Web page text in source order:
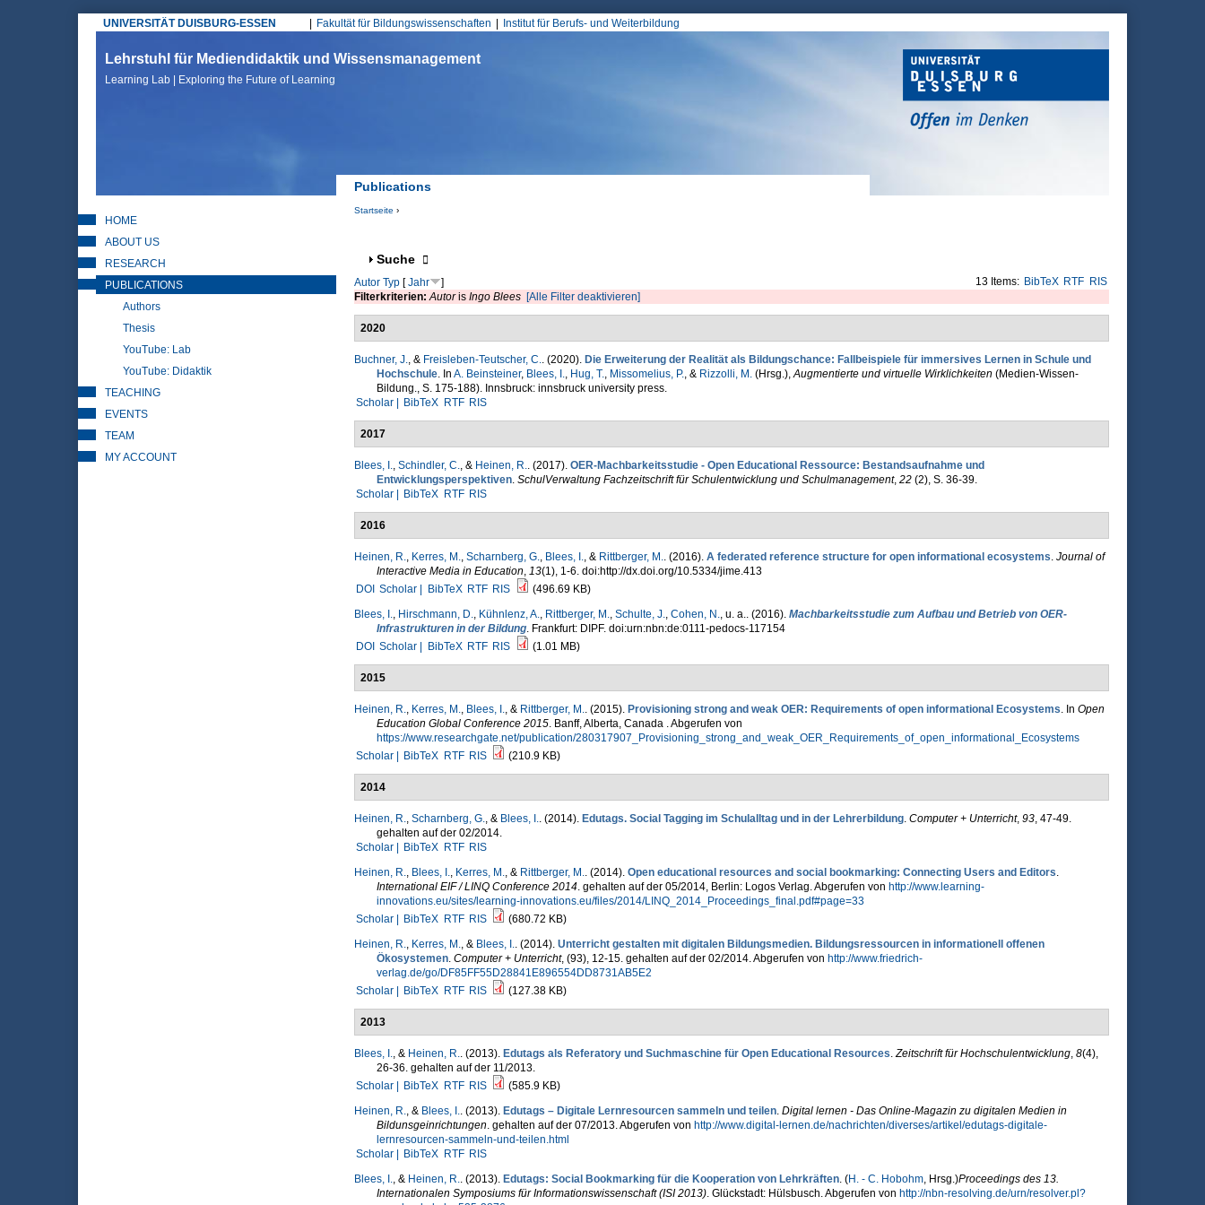
UNIVERSITÄT DUISBURG-ESSEN
Hauptmenü
Fakultät für Bildungswissenschaften Institut für Berufs- und Weiterbildung
Lehrstuhl für Mediendidaktik und Wissensmanagement
Learning Lab | Exploring the Future of Learning
Publications
Startseite ›
Anzeigen
Suche
13 Items: BibTeX RTF RIS
Autor Typ[Jahr
]
Filterkriterien:Autoris Ingo Blees [Alle Filter deaktivieren]
2020
Buchner, J., & Freisleben-Teutscher, C.. (2020). Die Erweiterung der Realität als Bildungschance: Fallbeispiele für immersives Lernen in Schule und
Hochschule. In A. Beinsteiner, Blees, I., Hug, T., Missomelius, P., & Rizzolli, M.(Hrsg.),Augmentierte und virtuelle Wirklichkeiten (Medien-Wissen-
Bildung., S. 175-188). Innsbruck: innsbruck university press.
Scholar |
BibTeX RTF RIS
2017
Blees, I., Schindler, C., & Heinen, R.. (2017). OER-Machbarkeitsstudie - Open Educational Ressource: Bestandsaufnahme und
Entwicklungsperspektiven. SchulVerwaltung Fachzeitschrift für Schulentwicklung und Schulmanagement, 22 (2), S. 36-39.
Scholar |
BibTeX RTF RIS
2016
Heinen, R., Kerres, M., Scharnberg, G., Blees, I., & Rittberger, M.. (2016). A federated reference structure for open informational ecosystems. Journal of
Interactive Media in Education, 13(1), 1-6. doi:http://dx.doi.org/10.5334/jime.413
DOI Scholar | BibTeX RTF RIS
(496.69 KB)
Blees, I., Hirschmann, D., Kühnlenz, A., Rittberger, M., Schulte, J., Cohen, N., u. a.. (2016). Machbarkeitsstudie zum Aufbau und Betrieb von OER-
Infrastrukturen in der Bildung. Frankfurt: DIPF. doi:urn:nbn:de:0111-pedocs-117154
DOI Scholar | BibTeX RTF RIS (1.01 MB)
2015
Heinen, R., Kerres, M., Blees, I., & Rittberger, M.. (2015). Provisioning strong and weak OER: Requirements of open informational Ecosystems. In Open
Education Global Conference 2015. Banff, Alberta, Canada . Abgerufen von
https://www.researchgate.net/publication/280317907_Provisioning_strong_and_weak_OER_Requirements_of_open_informational_Ecosystems
Scholar |
BibTeX RTF RIS (210.9 KB)
2014
Heinen, R., Scharnberg, G., & Blees, I.. (2014). Edutags. Social Tagging im Schulalltag und in der Lehrerbildung. Computer + Unterricht, 93, 47-49.
gehalten auf der 02/2014.
Scholar |
BibTeX RTF RIS
Heinen, R., Blees, I., Kerres, M., & Rittberger, M.. (2014). Open educational resources and social bookmarking: Connecting Users and Editors.
International EIF / LINQ Conference 2014. gehalten auf der 05/2014, Berlin: Logos Verlag. Abgerufen von http://www.learning-
innovations.eu/sites/learning-innovations.eu/files/2014/LINQ_2014_Proceedings_final.pdf#page=33
Scholar |
BibTeX RTF RIS
(680.72 KB)
Heinen, R., Kerres, M., & Blees, I.. (2014). Unterricht gestalten mit digitalen Bildungsmedien. Bildungsressourcen in informationell offenen
Ökosystemen. Computer + Unterricht, (93), 12-15. gehalten auf der 02/2014. Abgerufen von http://www.friedrich-
verlag.de/go/DF85FF55D28841E896554DD8731AB5E2
Scholar |
BibTeX RTF RIS (127.38 KB)
2013
Blees, I., & Heinen, R.. (2013). Edutags als Referatory und Suchmaschine für Open Educational Resources.Zeitschrift für Hochschulentwicklung, 8(4),
26-36. gehalten auf der 11/2013.
Scholar |
BibTeX RTF RIS
(585.9 KB)
Heinen, R., & Blees, I.. (2013). Edutags – Digitale Lernresourcen sammeln und teilen. Digital lernen - Das Online-Magazin zu digitalen Medien in
Bildunsgeinrichtungen. gehalten auf der 07/2013. Abgerufen von http://www.digital-lernen.de/nachrichten/diverses/artikel/edutags-digitale-
lernresourcen-sammeln-und-teilen.html
Scholar |
BibTeX RTF RIS
Blees, I., & Heinen, R.. (2013). Edutags: Social Bookmarking für die Kooperation von Lehrkräften. (H. - C. Hobohm, Hrsg.)Proceedings des 13.
Internationalen Symposiums für Informationswissenschaft (ISI 2013). Glückstadt: Hülsbusch. Abgerufen von http://nbn-resolving.de/urn/resolver.pl?
HOME
ABOUT US
RESEARCH
PUBLICATIONS
Authors
Thesis
YouTube: Lab
YouTube: Didaktik
TEACHING
EVENTS
TEAM
MY ACCOUNT